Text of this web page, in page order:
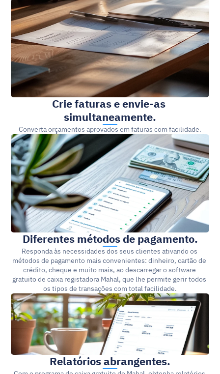
Crie faturas e envie-as
simultaneamente.
Converta orçamentos aprovados em faturas com facilidade.
Diferentes métodos de pagamento.
Responda às necessidades dos seus clientes ativando os
métodos de pagamento mais convenientes: dinheiro, cartão de
crédito, cheque e muito mais, ao descarregar o software
gratuito de caixa registadora Mahal, que lhe permite gerir todos
os tipos de transações com total facilidade.
Relatórios abrangentes.